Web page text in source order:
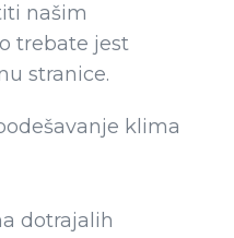
našim
trebate jest
stranice.
klima
dotrajalih